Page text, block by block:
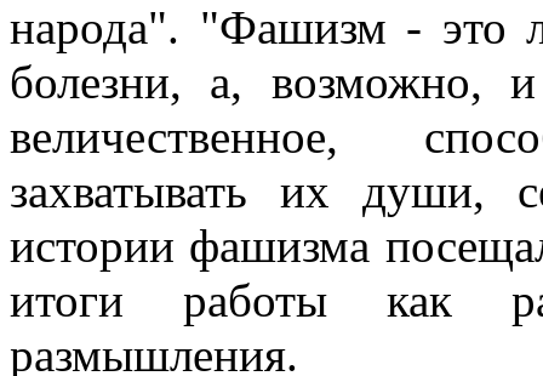
народа". "Фашизм - это
болезни, а, возможно,
величественное,
захватывать их души,
истории фашизма
итоги работы как
размышления.